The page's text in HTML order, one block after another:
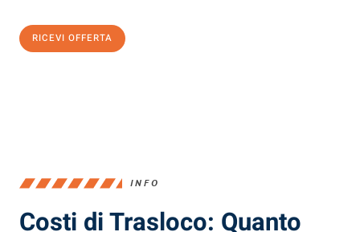
RICEVI OFFERTA
INFO
Costi di Trasloco: Quanto